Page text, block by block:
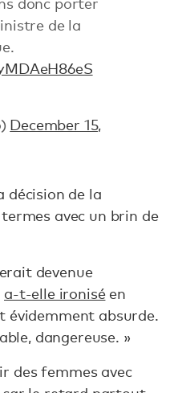
de la
December 15,
décision de la
avec un brin de
devenue
a-t-elle ironiséen
évidemment absurde.
dangereuse. »
des femmes avec